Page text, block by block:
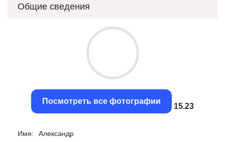
Общие сведения
Посмотреть все фотографии
14.75
Имя:
Александр